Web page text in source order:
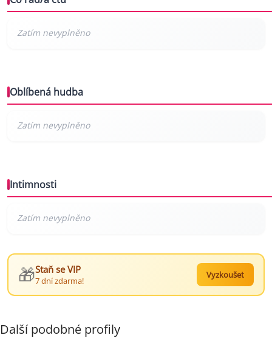
Oblíbená hudba
Intimnosti
🎁Staň se VIP
7 dní zdarma!
Vyzkoušet
Další podobné profily